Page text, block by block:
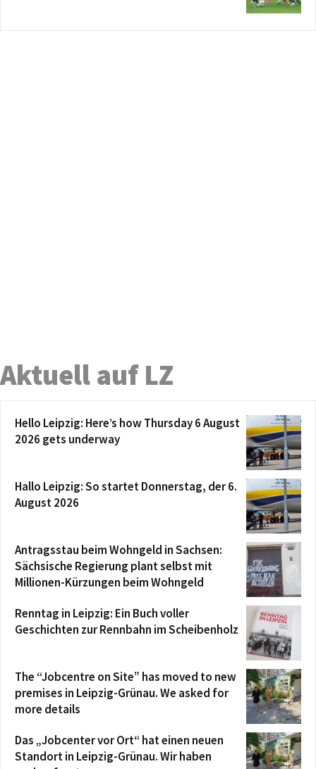
Aktuell auf LZ
Hello Leipzig: Here’s how Thursday 6 August
2026 gets underway
Hallo Leipzig: So startet Donnerstag, der 6.
August 2026
Antragsstau beim Wohngeld in Sachsen:
Sächsische Regierung plant selbst mit
Millionen-Kürzungen beim Wohngeld
Renntag in Leipzig: Ein Buch voller
Geschichten zur Rennbahn im Scheibenholz
The “Jobcentre on Site” has moved to new
premises in Leipzig-Grünau. We asked for
more details
Das „Jobcenter vor Ort“ hat einen neuen
Standort in Leipzig-Grünau. Wir haben